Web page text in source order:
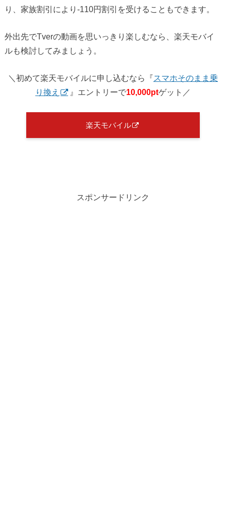
り、家族割引により-110円割引を受けることもできます。
外出先でTverの動画を思いっきり楽しむなら、楽天モバイ
ルも検討してみましょう。
＼初めて楽天モバイルに申し込むなら『スマホそのまま乗
り換え
』エントリーで10,000ptゲット／
楽天モバイル
スポンサードリンク